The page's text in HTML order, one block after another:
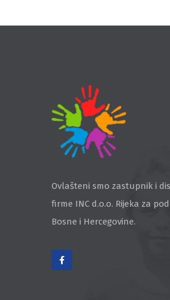
Ovlašteni smo zastupnik i
firme INC d.o.o. Rijeka za
Bosne i Hercegovine.